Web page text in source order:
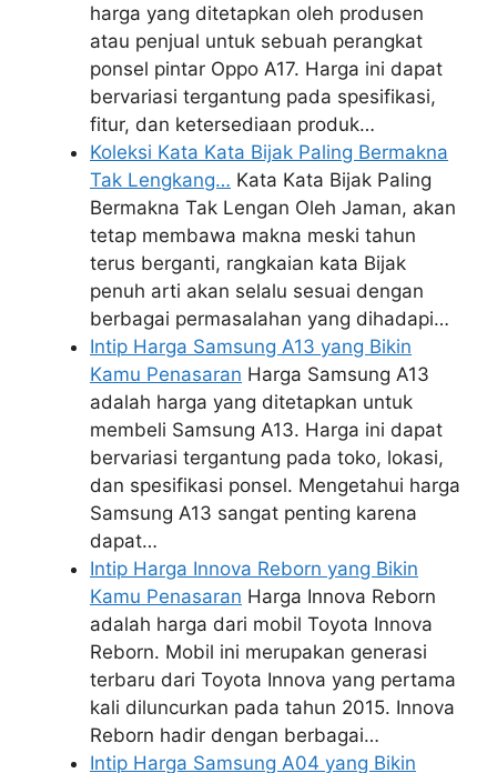
harga yang ditetapkan oleh produsen
atau penjual untuk sebuah perangkat
ponsel pintar Oppo A17. Harga ini dapat
bervariasi tergantung pada spesifikasi,
fitur, dan ketersediaan produk…
Koleksi Kata Kata Bijak Paling Bermakna
Tak Lengkang… Kata Kata Bijak Paling
Bermakna Tak Lengan Oleh Jaman, akan
tetap membawa makna meski tahun
terus berganti, rangkaian kata Bijak
penuh arti akan selalu sesuai dengan
berbagai permasalahan yang dihadapi…
Intip Harga Samsung A13 yang Bikin
Kamu Penasaran Harga Samsung A13
adalah harga yang ditetapkan untuk
membeli Samsung A13. Harga ini dapat
bervariasi tergantung pada toko, lokasi,
dan spesifikasi ponsel. Mengetahui harga
Samsung A13 sangat penting karena
dapat…
Intip Harga Innova Reborn yang Bikin
Kamu Penasaran Harga Innova Reborn
adalah harga dari mobil Toyota Innova
Reborn. Mobil ini merupakan generasi
terbaru dari Toyota Innova yang pertama
kali diluncurkan pada tahun 2015. Innova
Reborn hadir dengan berbagai…
Intip Harga Samsung A04 yang Bikin